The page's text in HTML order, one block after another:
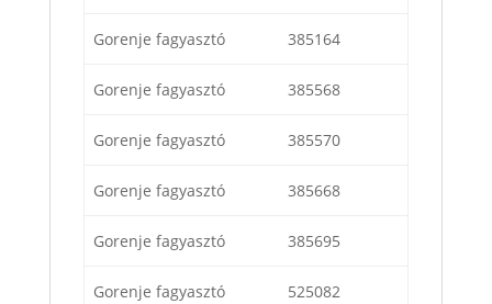
Gorenje fagyasztó 385164
Gorenje fagyasztó 385568
Gorenje fagyasztó 385570
Gorenje fagyasztó 385668
Gorenje fagyasztó 385695
Gorenje fagyasztó 525082